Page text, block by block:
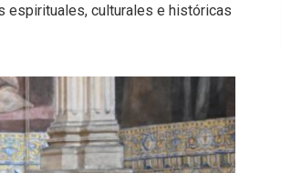
espirituales, culturales e históricas